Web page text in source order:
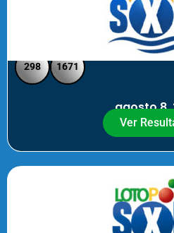
SXM Noche -
298 1671
agosto 8,
Ver